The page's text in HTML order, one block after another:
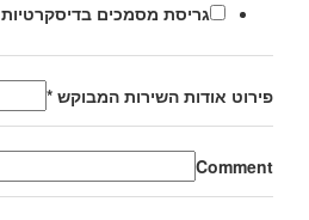
גריסת מסמכים בדיסקרטיות
פירוט אודות השירות המבוקש *
Comment